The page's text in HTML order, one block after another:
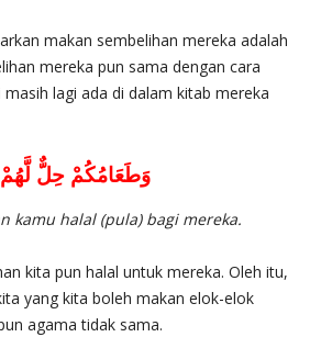
makan sembelihan mereka adalah
mereka pun sama dengan cara
lagi ada di dalam kitab mereka
وَطَعَامُكُمْ حِلٌّ لَّهُمْ
kamu halal (pula) bagi mereka.
kita pun halal untuk mereka. Oleh itu,
yang kita boleh makan elok-elok
agama tidak sama.